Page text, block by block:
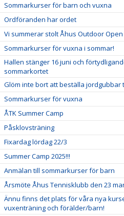
Sommarkurser för barn och vuxna
Ordföranden har ordet
Vi summerar stolt Åhus Outdoor Open
Sommarkurser för vuxna i sommar!
Hallen stänger 16 juni och
sommarkortet
Glöm inte bort att beställa jordgubbar
Sommarkurser för vuxna
ÅTK Summer Camp
Påsklovsträning
Fixardag lördag 22/3
Summer Camp 2025!!!
Anmälan till sommarkurser för barn
Årsmöte Åhus Tennisklubb den 23
Ännu finns det plats för våra nya
vuxenträning och förälder/barn!